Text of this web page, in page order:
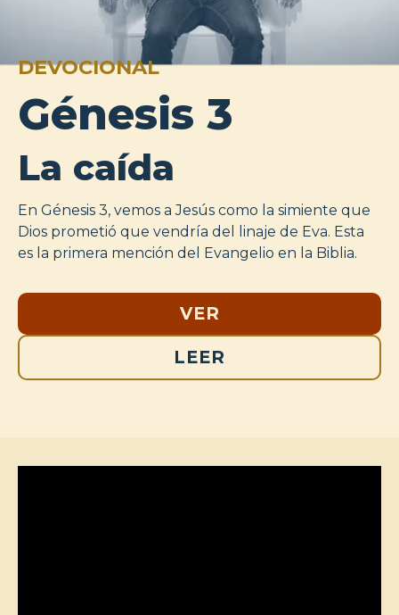
DEVOCIONAL
Génesis 3
La caída
En Génesis 3, vemos a Jesús como la simiente que
Dios prometió que vendría del linaje de Eva. Esta
es la primera mención del Evangelio en la Biblia.
VER
LEER